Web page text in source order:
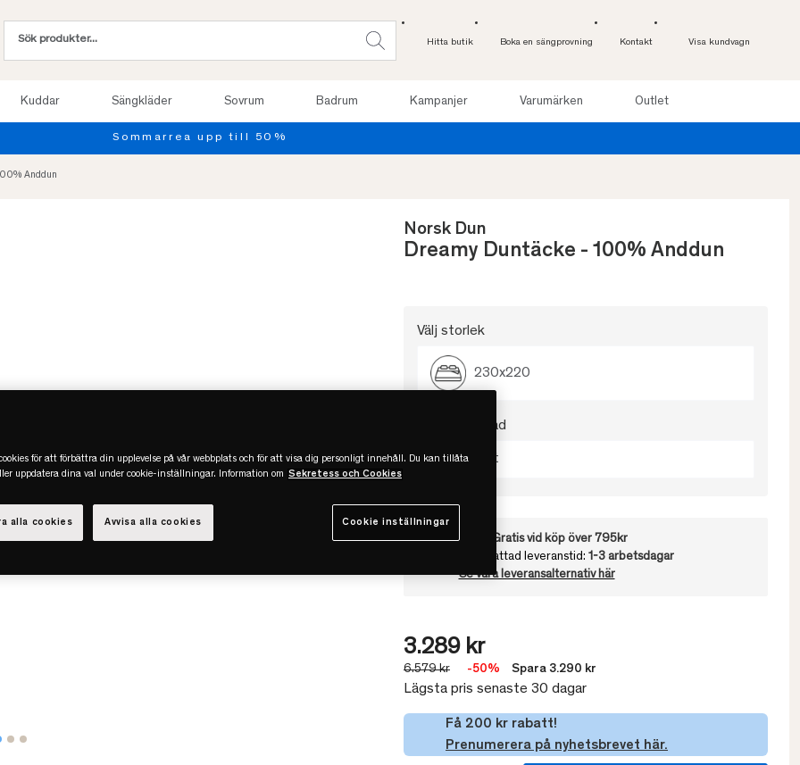
Hitta butik Boka en sängprovning Kontakt Visa kundvagn
Kuddar Sängkläder Sovrum Badrum Kampanjer Varumärken Outlet
Provsov upp till 100 nätter. Läs mer
Anddun
Norsk Dun
Dreamy Duntäcke - 100% Anddun
Välj storlek
230x220
Välj värmegrad
Extra Svalt
Frakt:
Gratis vid köp över 795kr
Uppskattad leveranstid: 1-3 arbetsdagar
Se våra leveransalternativ här
3.289 kr
6.579 kr -50% Spara 3.290 kr
Lägsta pris senaste 30 dagar
Få 200 kr rabatt!
Prenumerera på nyhetsbrevet här.
för att förbättra din upplevelse på vår webbplats och för att visa dig personligt innehåll. Du kan tillåta
uppdatera dina val under cookie-inställningar. Information om Sekretess och Cookies
Cookie inställningar
Avvisa alla cookies
alla cookies